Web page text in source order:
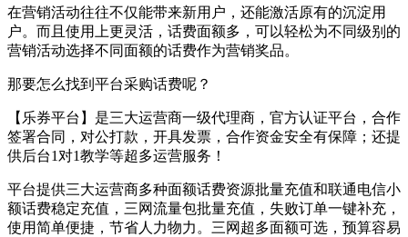
在营销活动往往不仅能带来新用户，还能激活原有的沉淀用
户。而且使用上更灵活，话费面额多，可以轻松为不同级别的
营销活动选择不同面额的话费作为营销奖品。
那要怎么找到平台采购话费呢？
【乐券平台】是三大运营商一级代理商，官方认证平台，合作
签署合同，对公打款，开具发票，合作资金安全有保障；还提
供后台1对1教学等超多运营服务！
平台提供三大运营商多种面额话费资源批量充值和联通电信小
额话费稳定充值，三网流量包批量充值，失败订单一键补充，
使用简单便捷，节省人力物力。三网超多面额可选，预算容易